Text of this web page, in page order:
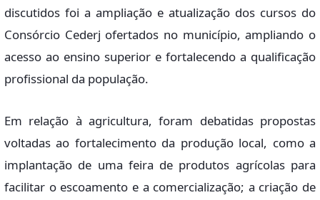
discutidos foi a ampliação e atualização dos cursos do
Consórcio Cederj ofertados no município, ampliando o
acesso ao ensino superior e fortalecendo a qualificação
profissional da população.
Em relação à agricultura, foram debatidas propostas
voltadas ao fortalecimento da produção local, como a
implantação de uma feira de produtos agrícolas para
facilitar o escoamento e a comercialização; a criação de